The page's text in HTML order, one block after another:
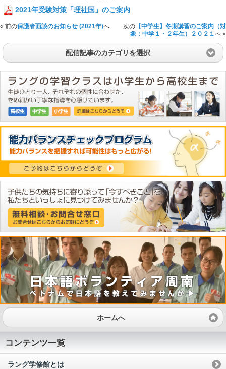
2021年受験対策「理社国」のご案内
« 前の保護者面談のお知らせ (2021年)へ 次の 【中学生】冬期講習のご案内（対
象：中学１・２年生）２０２１ へ »
配信記事のカテゴリを選択
ホームへ
コンテンツ一覧
ラング学修館とは